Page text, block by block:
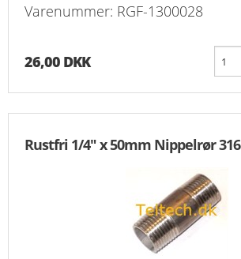
Varenummer: RGF-1300028
26,00 DKK
Rustfri 1/4" x 50mm Nippelrør 316